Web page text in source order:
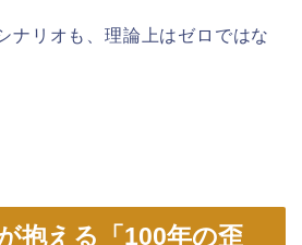
ナリオも、理論上はゼロではな
抱える「100年の歪